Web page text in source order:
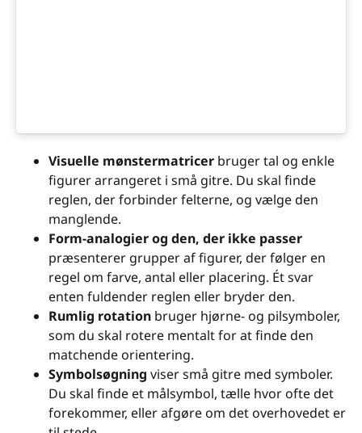
Visuelle mønstermatricer bruger tal og enkle
figurer arrangeret i små gitre. Du skal finde
reglen, der forbinder felterne, og vælge den
manglende.
Form-analogier og den, der ikke passer
præsenterer grupper af figurer, der følger en
regel om farve, antal eller placering. Ét svar
enten fuldender reglen eller bryder den.
Rumlig rotation bruger hjørne- og pilsymboler,
som du skal rotere mentalt for at finde den
matchende orientering.
Symbolsøgning viser små gitre med symboler.
Du skal finde et målsymbol, tælle hvor ofte det
forekommer, eller afgøre om det overhovedet er